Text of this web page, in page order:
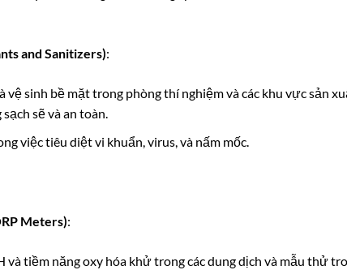
and Sanitizers):
vệ sinh bề mặt trong phòng thí nghiệm và các khu vực sản
sẽ và an toàn.
việc tiêu diệt vi khuẩn, virus, và nấm mốc.
Meters):
và tiềm năng oxy hóa khử trong các dung dịch và mẫu thử